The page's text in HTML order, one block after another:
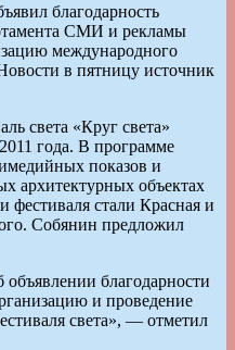
благодарность
СМИ и рекламы
международного
в пятницу источник
света «Круг света»
года. В программе
показов и
архитектурных объектах
фестиваля стали Красная и
Собянин предложил
благодарности
и проведение
света», — отметил